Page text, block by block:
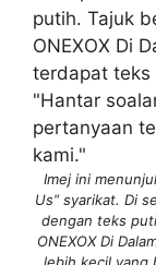
Imej ini
Us” syarikat. Di
dengan teks
ONEXOX Di